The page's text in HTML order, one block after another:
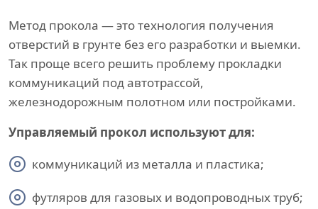
Метод прокола — это технология получения
отверстий в грунте без его разработки и выемки.
Так проще всего решить проблему прокладки
коммуникаций под автотрассой,
железнодорожным полотном или постройками.
Управляемый прокол используют для:
коммуникаций из металла и пластика;
футляров для газовых и водопроводных труб;